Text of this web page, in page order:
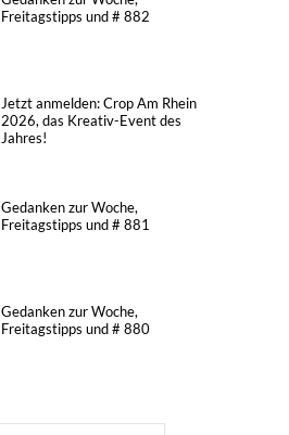
Freitagstipps und # 882
Jetzt anmelden: Crop Am Rhein
2026, das Kreativ-Event des
Jahres!
Gedanken zur Woche,
Freitagstipps und # 881
Gedanken zur Woche,
Freitagstipps und # 880